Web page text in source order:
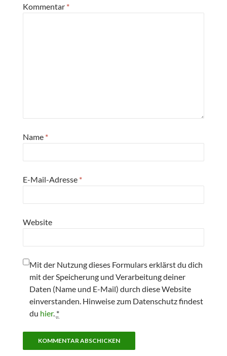
Kommentar *
Name *
E-Mail-Adresse *
Website
Mit der Nutzung dieses Formulars erklärst du dich
mit der Speicherung und Verarbeitung deiner
Daten (Name und E-Mail) durch diese Website
einverstanden. Hinweise zum Datenschutz findest
du hier. *